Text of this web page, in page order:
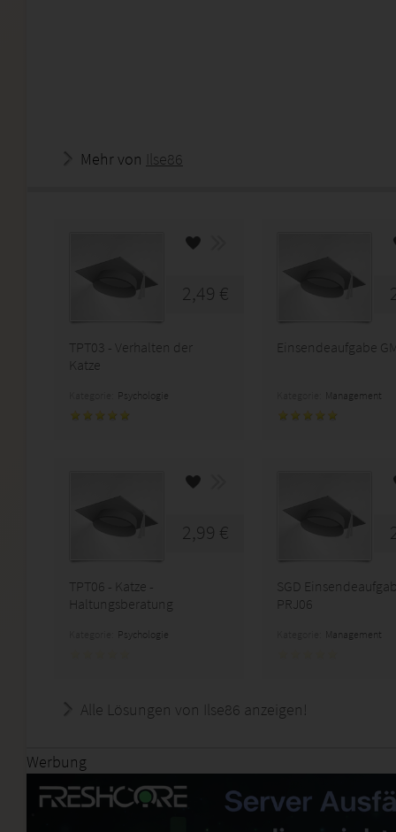
Mehr von Ilse86
2,49 €
TPT03 - Verhalten der
Katze
Psychologie
Einsendeaufgabe
Management
2,99 €
TPT06 - Katze -
Haltungsberatung
Psychologie
SGD
PRJ06
Management
Alle Lösungen von Ilse86 anzeigen!
Werbung